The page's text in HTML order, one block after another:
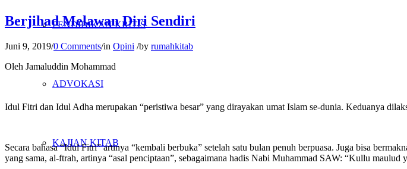
PENDIDIKAN KRITIS
ADVOKASI
KAJIAN KITAB
Berjihad Melawan Diri Sendiri
Juni 9, 2019/0 Comments/in Opini /by rumahkitab
Oleh Jamaluddin Mohammad
Idul Fitri dan Idul Adha merupakan “peristiwa besar” yang dirayakan umat Islam se-dunia. Keduanya
Secara bahasa “Idul Fitri” artinya “kembali berbuka” setelah satu bulan penuh berpuasa. Juga bisa
yang sama, al-ftrah, artinya “asal penciptaan”, sebagaimana hadis Nabi Muhammad SAW: “Kullu